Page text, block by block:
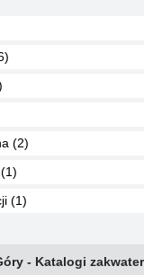
(2)
(1)
- Katalogi